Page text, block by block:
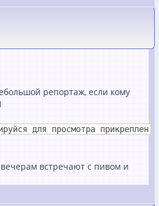
репортаж, если кому
для просмотра прикреплен
встречают с пивом и